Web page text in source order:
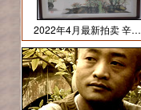
2022年4月最新拍卖 辛恒作品3000元